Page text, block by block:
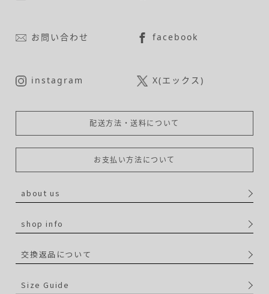
お問い合わせ facebook
instagram X(エックス)
配送方法・送料について
お支払い方法について
about us
shop info
交換返品について
Size Guide